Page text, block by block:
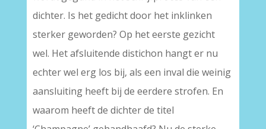
dichter. Is het gedicht door het inklinken
sterker geworden? Op het eerste gezicht
wel. Het afsluitende distichon hangt er nu
echter wel erg los bij, als een inval die weinig
aansluiting heeft bij de eerdere strofen. En
waarom heeft de dichter de titel